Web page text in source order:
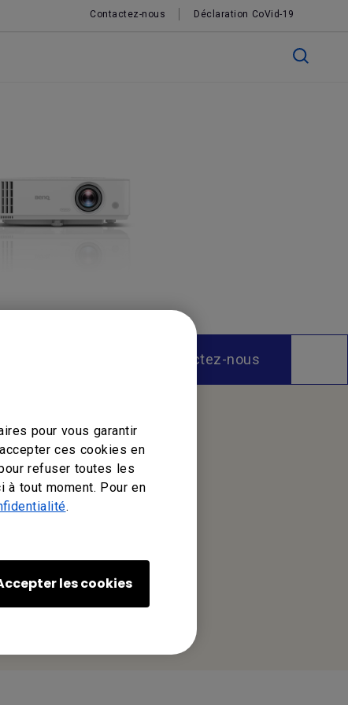
pour vous garantir
ces cookies en
refuser toutes les
tout moment. Pour en
.
les cookies
Contactez-nous Déclaration CoVid-19
Contactez-nous